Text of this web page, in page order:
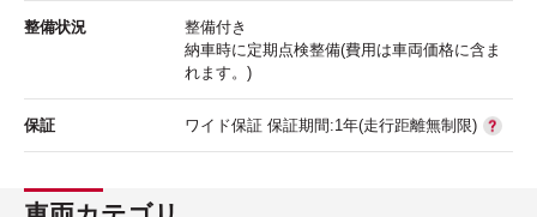
整備状況
整備付き
納車時に定期点検整備(費用は車両価格に含ま
れます。)
保証 ワイド保証 保証期間:1年(走行距離無制限)